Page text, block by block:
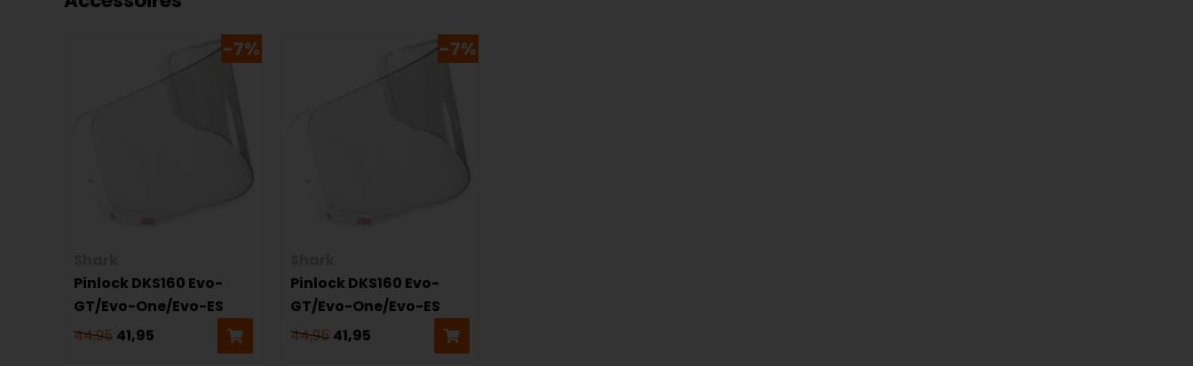
-7%
Pinlock DKS160 Evo-
GT/Evo-One/Evo-ES
44,95 41,95
-7%
Pinlock DKS160 Evo-
GT/Evo-One/Evo-ES
44,95 41,95